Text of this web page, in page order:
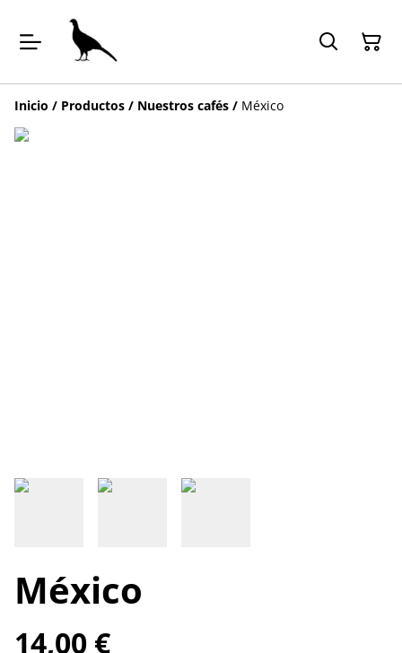
Inicio / Productos / Nuestros cafés / México
México
14,00 €